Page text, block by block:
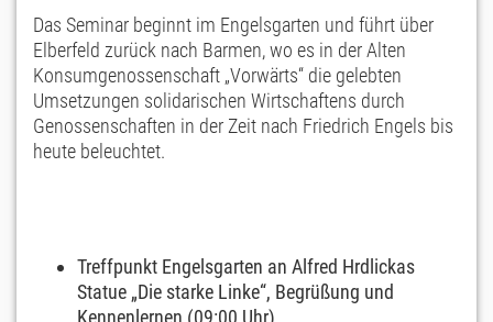
Das Seminar beginnt im Engelsgarten und führt über
Elberfeld zurück nach Barmen, wo es in der Alten
Konsumgenossenschaft „Vorwärts“ die gelebten
Umsetzungen solidarischen Wirtschaftens durch
Genossenschaften in der Zeit nach Friedrich Engels bis
heute beleuchtet.
Treffpunkt Engelsgarten an Alfred Hrdlickas
Statue „Die starke Linke“, Begrüßung und
Kennenlernen (09:00 Uhr)